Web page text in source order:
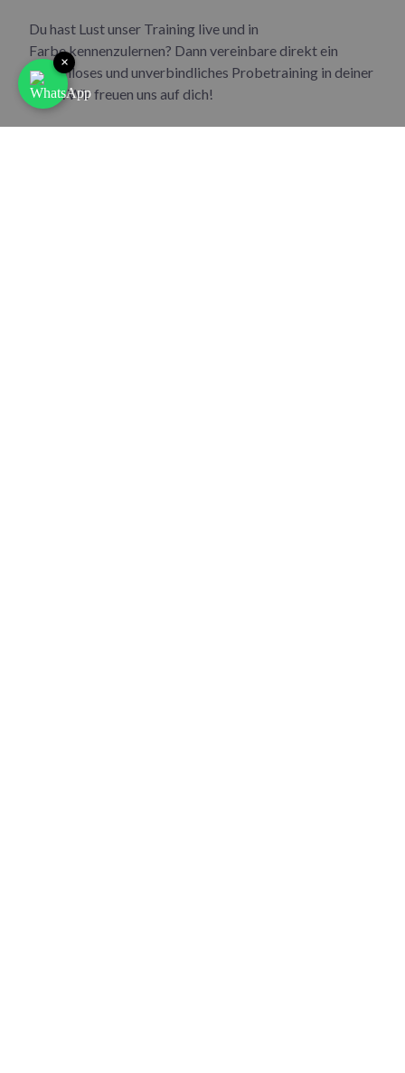
Du hast Lust unser Training live und in
Farbe kennenzulernen? Dann vereinbare direkt ein
kostenloses und unverbindliches Probetraining in deiner
Stadt. Wir freuen uns auf dich!
×